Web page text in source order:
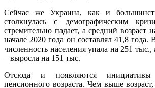
Сейчас же Украина, как и
столкнулась с демографическим
стремительно падает, а средний возраст
начале 2020 года он составлял 41,8 года.
численность населения упала на 251
– выросла на 151 тыс.
Отсюда и появляются
пенсионного возраста. Чем выше